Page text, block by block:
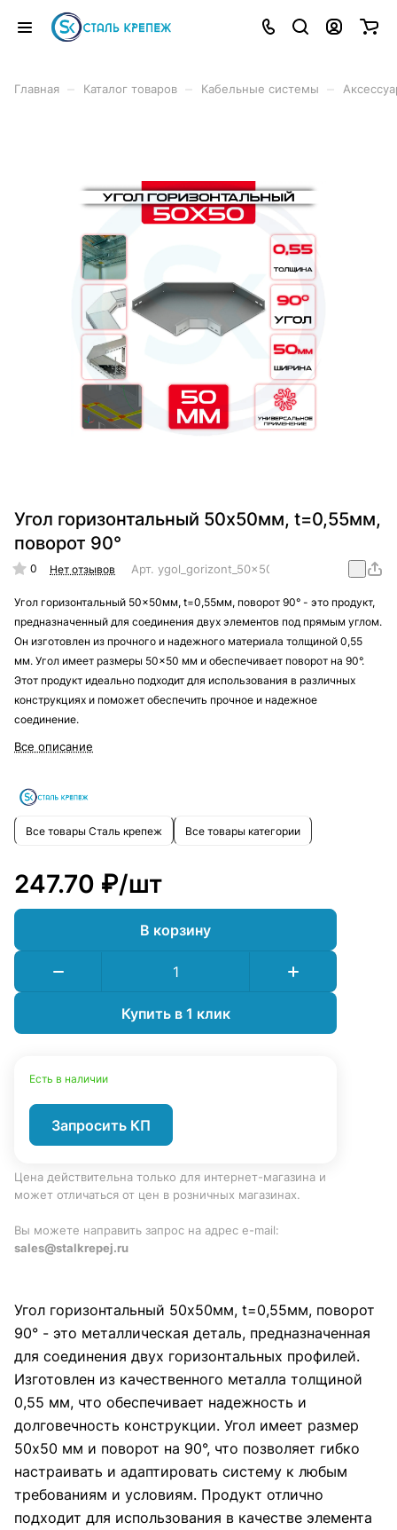
Главная Каталог товаров Кабельные системы
Угол горизонтальный 50x50мм, t=0,55мм,
поворот 90°
0 Нет отзывов Арт. ygol_gorizont_50x50mm_t=0,55mm_90
Угол горизонтальный 50x50мм, t=0,55мм, поворот 90° - это продукт,
предназначенный для соединения двух элементов под прямым углом.
Он изготовлен из прочного и надежного материала толщиной 0,55
мм. Угол имеет размеры 50x50 мм и обеспечивает поворот на 90°.
Этот продукт идеально подходит для использования в различных
конструкциях и поможет обеспечить прочное и надежное
соединение.
Все описание
Все товары Сталь крепеж Все товары категории
247.70 ₽/шт
В корзину
Купить в 1 клик
Есть в наличии
Запросить КП
Цена действительна только для интернет-магазина и
может отличаться от цен в розничных магазинах.
Вы можете направить запрос на адрес e-mail:
sales@stalkrepej.ru
Угол горизонтальный 50x50мм, t=0,55мм, поворот
90° - это металлическая деталь, предназначенная
для соединения двух горизонтальных профилей.
Изготовлен из качественного металла толщиной
0,55 мм, что обеспечивает надежность и
долговечность конструкции. Угол имеет размер
50x50 мм и поворот на 90°, что позволяет гибко
настраивать и адаптировать систему к любым
требованиям и условиям. Продукт отлично
подходит для использования в качестве элемента